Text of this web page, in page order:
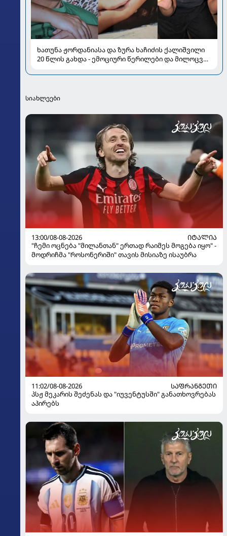
ხათუნა ჟორდანიასა და ზურა ხაჩიძის ქალიშვილი
20 წლის გახდა - ემოციური წერილები და მილოცვა
სიახლეები
13:00/08-08-2026
ᲘᲢᲐᲚᲘᲐ
"ჩემი ოცნება "მილანთან" ერთად რაიმეს მოგება იყო" -
მოდრიჩმა "როსონერიში" თავის მისიაზე ისაუბრა
11:02/08-08-2026
ᲡᲐᲤᲠᲐᲜᲒᲔᲗᲘ
პსჟ მეკარის შეძენას და "იუვენტუსში" განათხოვრებას
აპირებს